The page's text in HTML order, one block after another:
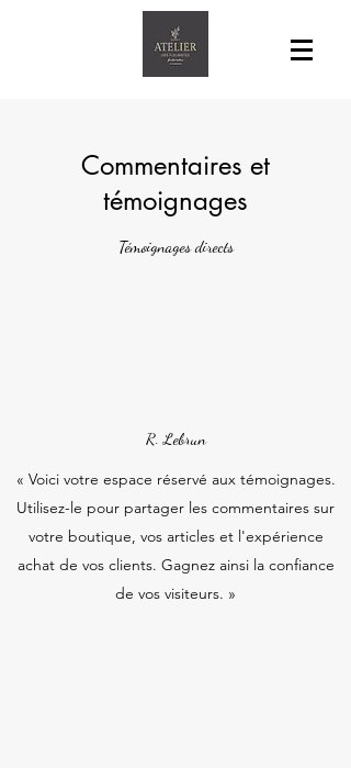
Commentaires et
témoignages
Témoignages directs
R. Lebrun
« Voici votre espace réservé aux témoignages.
Utilisez-le pour partager les commentaires sur
votre boutique, vos articles et l'expérience
achat de vos clients. Gagnez ainsi la confiance
de vos visiteurs. »